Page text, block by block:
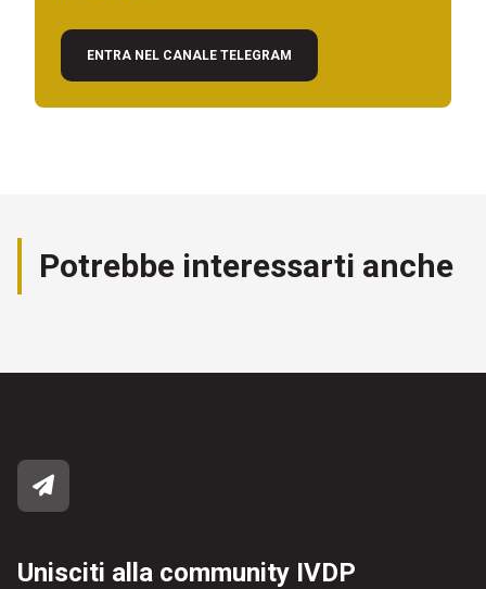
ENTRA NEL CANALE TELEGRAM
Potrebbe interessarti anche
Unisciti alla community IVDP